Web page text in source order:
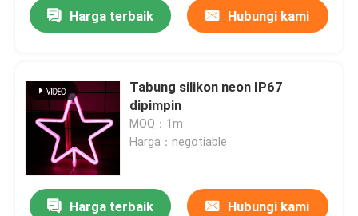
Harga terbaik Hubungi kami
Tabung silikon neon IP67
dipimpin
MOQ：1m
Harga：negotiable
Harga terbaik Hubungi kami